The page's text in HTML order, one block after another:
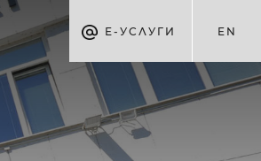
Е-УСЛУГИ EN